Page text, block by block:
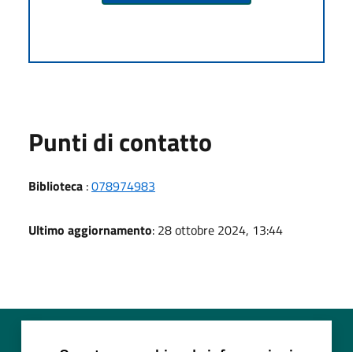
Punti di contatto
Biblioteca :078974983
Ultimo aggiornamento: 28 ottobre 2024, 13:44